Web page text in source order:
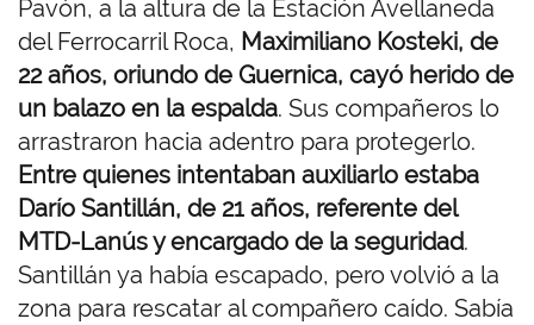
Pavón, a la altura de la Estación Avellaneda
del Ferrocarril Roca, Maximiliano Kosteki, de
22 años, oriundo de Guernica, cayó herido de
un balazo en la espalda. Sus compañeros lo
arrastraron hacia adentro para protegerlo.
Entre quienes intentaban auxiliarlo estaba
Darío Santillán, de 21 años, referente del
MTD-Lanús y encargado de la seguridad.
Santillán ya había escapado, pero volvió a la
zona para rescatar al compañero caído. Sabía